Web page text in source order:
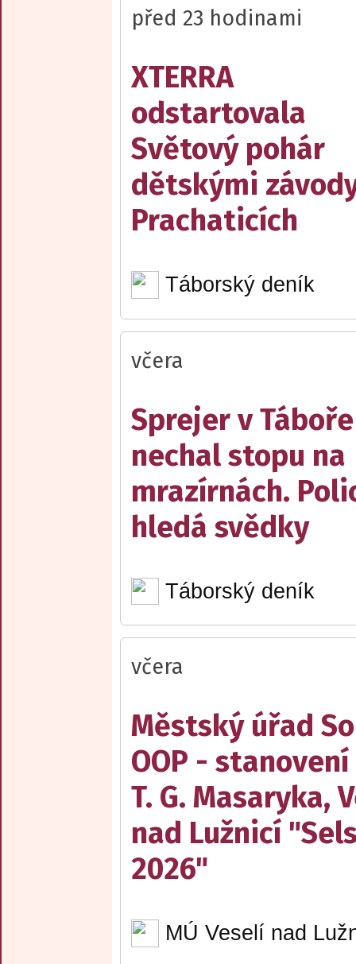
před 23 hodinami
XTERRA
odstartovala
Světový pohár
dětskými
Prachaticích
Táborský deník
včera
Sprejer v Táboře
nechal stopu na
mrazírnách.
hledá svědky
Táborský deník
včera
Městský úřad
OOP -
T. G. Masaryka,
nad Lužnicí
2026"
MÚ Veselí nad